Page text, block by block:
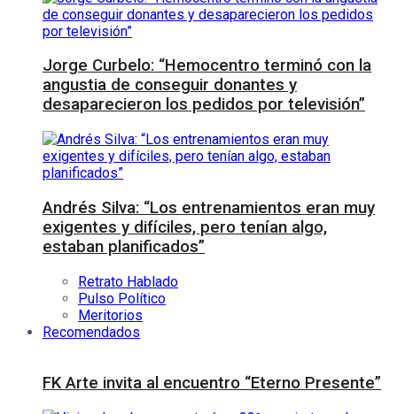
Jorge Curbelo: “Hemocentro terminó con la
angustia de conseguir donantes y
desaparecieron los pedidos por televisión”
Andrés Silva: “Los entrenamientos eran muy
exigentes y difíciles, pero tenían algo,
estaban planificados”
Retrato Hablado
Pulso Político
Meritorios
Recomendados
FK Arte invita al encuentro “Eterno Presente”